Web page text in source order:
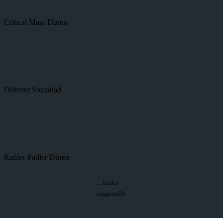
Critical Mass Düren
Dürener Sozialrad
Radler-Padler Düren
…leider
eingestellt.